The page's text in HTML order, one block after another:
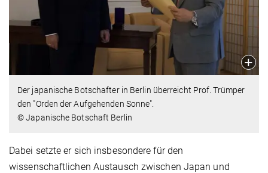
Der japanische Botschafter in Berlin überreicht Prof. Trümper
den "Orden der Aufgehenden Sonne".
© Japanische Botschaft Berlin
Dabei setzte er sich insbesondere für den
wissenschaftlichen Austausch zwischen Japan und